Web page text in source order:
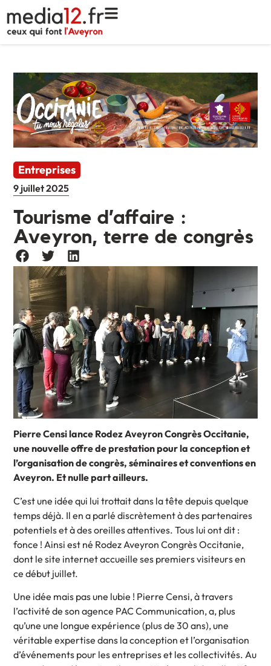
Entreprises
9 juillet 2025
Tourisme d’affaire :
Aveyron, terre de congrès
Pierre Censi lance Rodez Aveyron Congrès Occitanie,
une nouvelle offre de prestation pour la conception et
l’organisation de congrès, séminaires et conventions en
Aveyron. Et nulle part ailleurs.
C’est une idée qui lui trottait dans la tête depuis quelque
temps déjà. Il en a parlé discrètement à des partenaires
potentiels et à des oreilles attentives. Tous lui ont dit :
fonce ! Ainsi est né Rodez Aveyron Congrès Occitanie,
dont le site internet accueille ses premiers visiteurs en
ce début juillet.
Une idée mais pas une lubie ! Pierre Censi, à travers
l’activité de son agence PAC Communication, a, plus
qu’une une longue expérience (plus de 30 ans), une
véritable expertise dans la conception et l’organisation
d’événements pour les entreprises et les collectivités. Au